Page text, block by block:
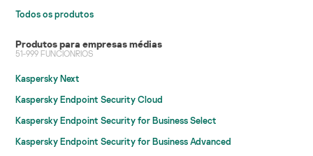
Todos os produtos
Produtos para empresas médias
51-999 FUNCIONRIOS
Kaspersky Next
Kaspersky Endpoint Security Cloud
Kaspersky Endpoint Security for Business Select
Kaspersky Endpoint Security for Business Advanced